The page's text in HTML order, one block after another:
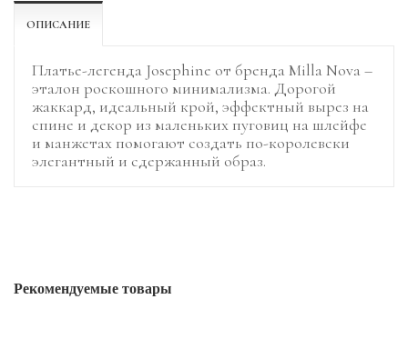
ОПИСАНИЕ
Платье-легенда Josephine от бренда Milla Nova –
эталон роскошного минимализма. Дорогой
жаккард, идеальный крой, эффектный вырез на
спине и декор из маленьких пуговиц на шлейфе
и манжетах помогают создать по-королевски
элегантный и сдержанный образ.
Рекомендуемые товары